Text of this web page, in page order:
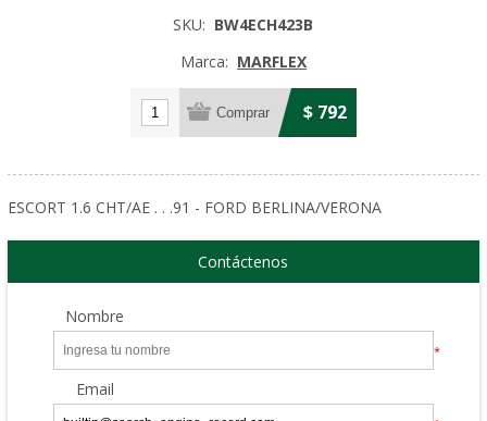
SKU: BW4ECH423B
Marca: MARFLEX
$ 792
ESCORT 1.6 CHT/AE . . .91 - FORD BERLINA/VERONA
Contáctenos
Nombre
*
Email